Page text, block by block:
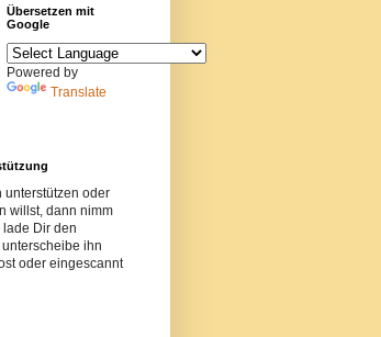
Übersetzen mit
Google
Powered by
Translate
unterstützen oder
willst, dann nimm
lade Dir den
ihn
oder eingescannt